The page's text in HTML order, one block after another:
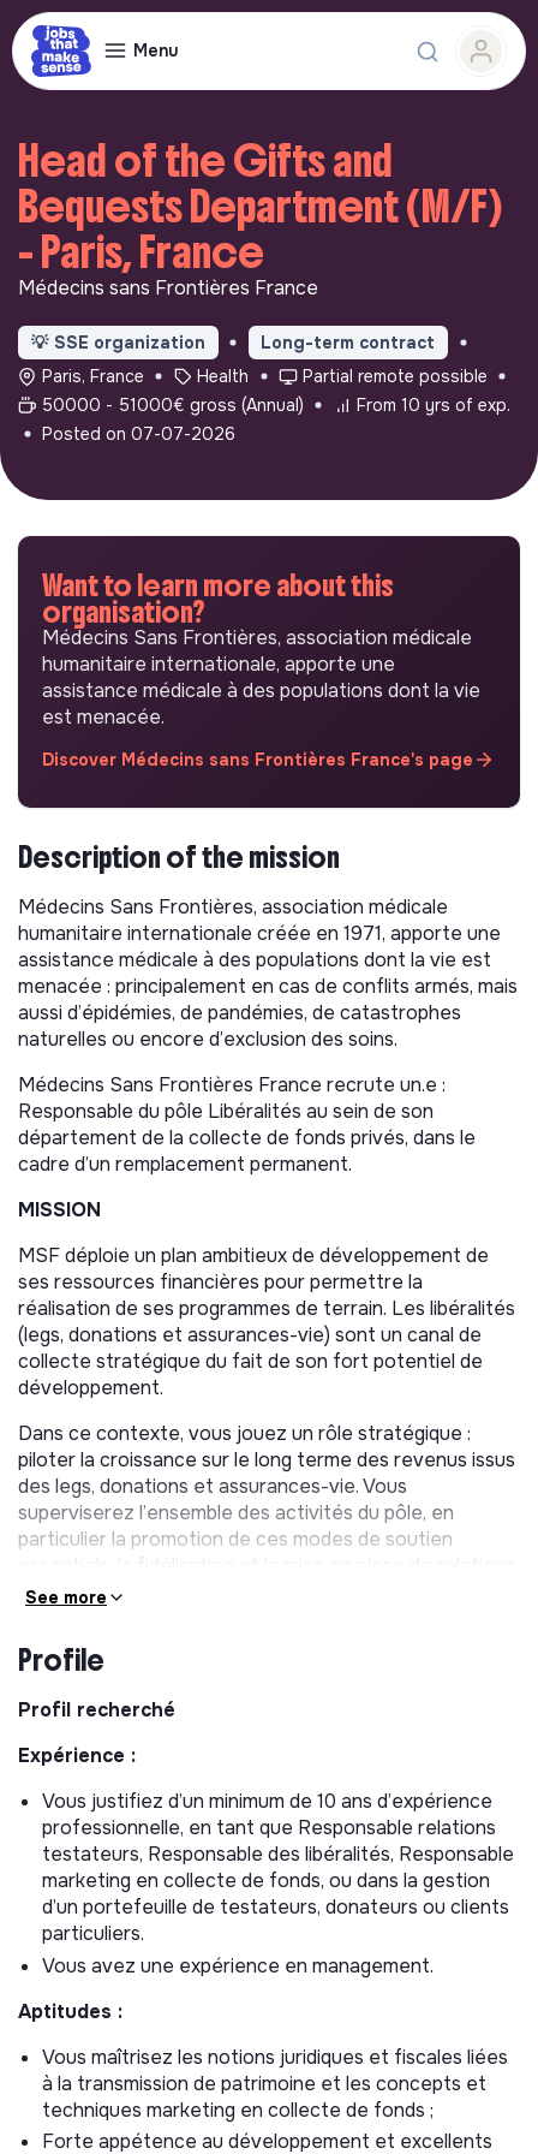
Menu
Head of the Gifts and
Bequests Department (M/F)
- Paris, France
Médecins sans Frontières France
💡 SSE organization
Long-term contract
Paris, France
Health
Partial remote possible
50000 - 51000€ gross (Annual)
From 10 yrs of exp.
Posted on 07-07-2026
Want to learn more about this
organisation?
Médecins Sans Frontières, association médicale
humanitaire internationale, apporte une
assistance médicale à des populations dont la vie
est menacée.
Discover Médecins sans Frontières France's page
Description of the mission
Médecins Sans Frontières, association médicale
humanitaire internationale créée en 1971, apporte une
assistance médicale à des populations dont la vie est
menacée : principalement en cas de conflits armés, mais
aussi d’épidémies, de pandémies, de catastrophes
naturelles ou encore d’exclusion des soins.
Médecins Sans Frontières France recrute un.e :
Responsable du pôle Libéralités au sein de son
département de la collecte de fonds privés, dans le
cadre d’un remplacement permanent.
MISSION
MSF déploie un plan ambitieux de développement de
ses ressources financières pour permettre la
réalisation de ses programmes de terrain. Les libéralités
(legs, donations et assurances-vie) sont un canal de
collecte stratégique du fait de son fort potentiel de
développement.
Dans ce contexte, vous jouez un rôle stratégique :
piloter la croissance sur le long terme des revenus issus
des legs, donations et assurances-vie. Vous
superviserez l’ensemble des activités du pôle, en
particulier la promotion de ces modes de soutien
essentiels, la fidélisation et la mise en place de relations
privilégiées avec celles et ceux qui envisagent de
Le pôle libéralités est actuellement composé de 3
testateurs, un.e stagiaire et le/la responsable de pôle.
Activités principales :
Stratégie, plans d’actions et budgets (15%)
Proposer et piloter la stratégie pluriannuelle
ambitieuse de développement des ressources issues
des libéralités ;
Elaborer les plans d’actions annuels et les budgets
correspondants, en prospection et en fidélisation,
Développer et entretenir les relations avec les
parties prenantes clés internes et externes pour le
développement de l’activité, en particulier les
réseaux de prescripteurs.
See more
Profile
Profil recherché
Expérience :
Vous justifiez d’un minimum de 10 ans d’expérience
professionnelle, en tant que Responsable relations
testateurs, Responsable des libéralités, Responsable
marketing en collecte de fonds, ou dans la gestion
d’un portefeuille de testateurs, donateurs ou clients
particuliers.
Vous avez une expérience en management.
Aptitudes :
Vous maîtrisez les notions juridiques et fiscales liées
à la transmission de patrimoine et les concepts et
techniques marketing en collecte de fonds ;
Forte appétence au développement et excellents